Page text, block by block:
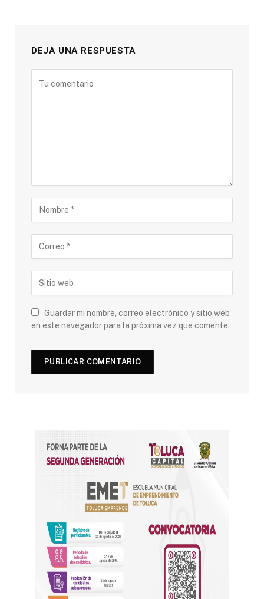
DEJA UNA RESPUESTA
Guardar mi nombre, correo electrónico y sitio web
en este navegador para la próxima vez que comente.